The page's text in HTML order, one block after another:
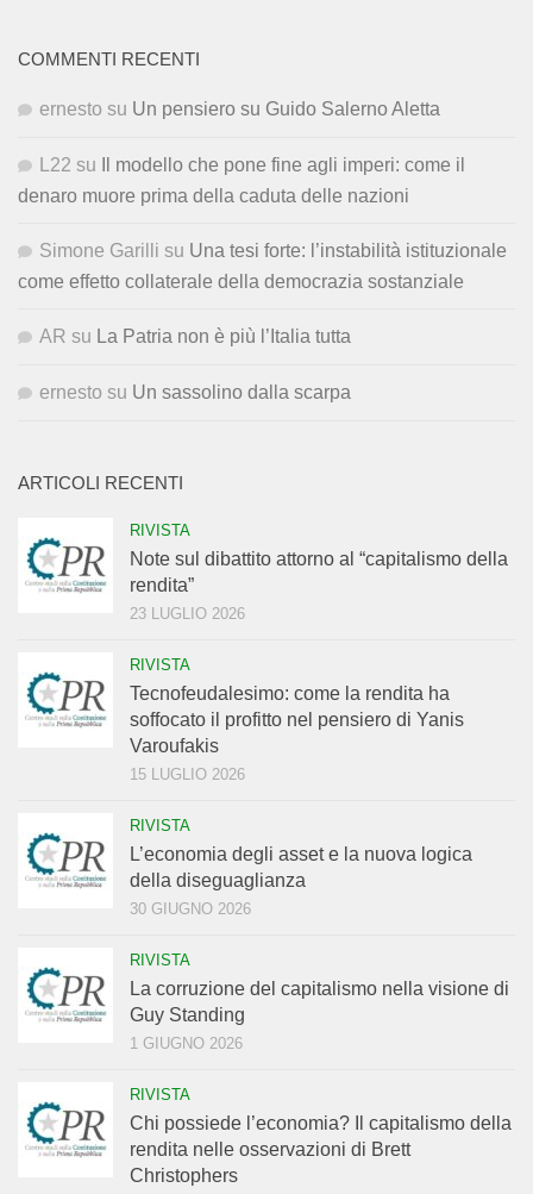
COMMENTI RECENTI
ernesto su Un pensiero su Guido Salerno Aletta
L22 su
Il modello che pone fine agli imperi: come il
denaro muore prima della caduta delle nazioni
Simone Garilli su Una tesi forte: l’instabilità istituzionale
come effetto collaterale della democrazia sostanziale
AR su La Patria non è più l’Italia tutta
ernesto su Un sassolino dalla scarpa
ARTICOLI RECENTI
RIVISTA
Note sul dibattito attorno al “capitalismo della
rendita”
23 LUGLIO 2026
RIVISTA
Tecnofeudalesimo: come la rendita ha
soffocato il profitto nel pensiero di Yanis
Varoufakis
15 LUGLIO 2026
RIVISTA
L’economia degli asset e la nuova logica
della diseguaglianza
30 GIUGNO 2026
RIVISTA
La corruzione del capitalismo nella visione di
Guy Standing
1 GIUGNO 2026
RIVISTA
Chi possiede l’economia? Il capitalismo della
rendita nelle osservazioni di Brett
Christophers